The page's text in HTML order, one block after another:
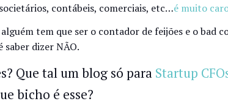
contábeis, comerciais, etc…é muito
tem que ser o contador de feijões e o bad
dizer NÃO.
Que tal um blog só para Startup
bicho é esse?